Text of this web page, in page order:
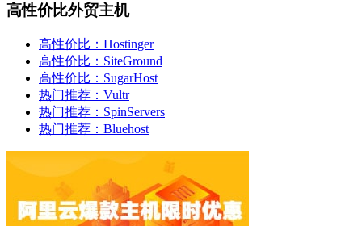
高性价比外贸主机
高性价比：Hostinger
高性价比：SiteGround
高性价比：SugarHost
热门推荐：Vultr
热门推荐：SpinServers
热门推荐：Bluehost